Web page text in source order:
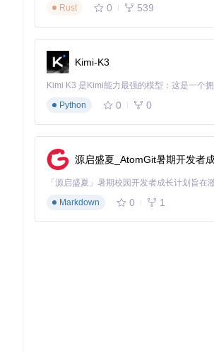
查看通知
：点击导航栏铃铛图标展开
场景一：日常办公处理
上午9点登录系
入审批页面，完成后系统自动更新消息
场景二：项目协作跟进 当团队成员更新
当前工作的干扰。
进阶拓展：定制与优化的实用
Rust
0 539
Kimi-K3
Python
0 0
源启盛夏_AtomGit暑期开发者
Markdown
0 1